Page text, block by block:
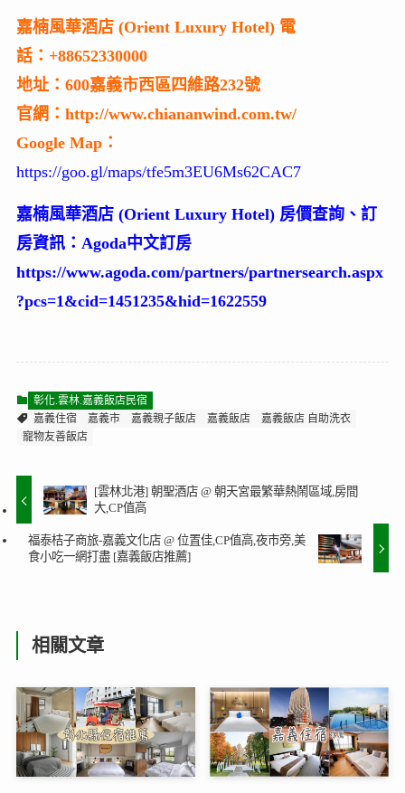
嘉楠風華酒店 (Orient Luxury Hotel) 電
話：+88652330000
地址：600嘉義市西區四維路232號
官網：http://www.chiananwind.com.tw/
Google Map：
https://goo.gl/maps/tfe5m3EU6Ms62CAC7
嘉楠風華酒店 (Orient Luxury Hotel) 房價查詢、訂
房資訊：Agoda中文訂房
https://www.agoda.com/partners/partnersearch.aspx
?pcs=1&cid=1451235&hid=1622559
彰化.雲林.嘉義飯店民宿
嘉義住宿
嘉義市 嘉義親子飯店 嘉義飯店
嘉義飯店 自助洗衣
寵物友善飯店
[雲林北港] 朝聖酒店 @ 朝天宮最繁華熱鬧區域,房間
大,CP值高
福泰桔子商旅-嘉義文化店 @ 位置佳,CP值高,夜市旁,美
食小吃一網打盡 [嘉義飯店推薦]
相關文章